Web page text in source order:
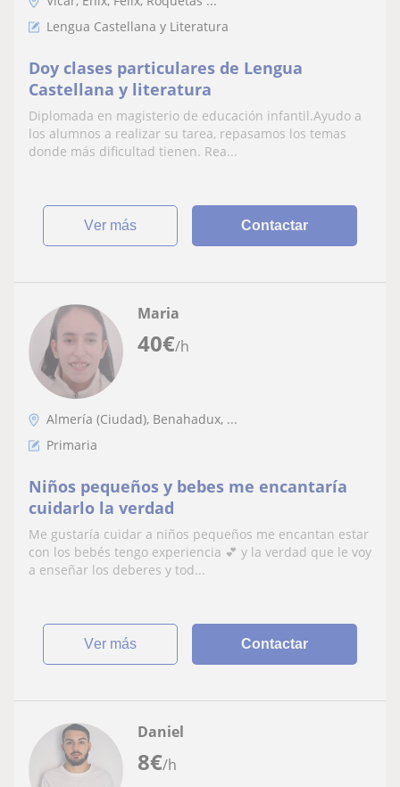
Lengua Castellana y Literatura
Doy clases particulares de Lengua
Castellana y literatura
Diplomada en magisterio de educación infantil.Ayudo a
los alumnos a realizar su tarea, repasamos los temas
donde más dificultad tienen. Rea...
ver más Contactar
40€/h
Maria
Almería (Ciudad), Benahadux, ...
Primaria
Niños pequeños y bebes me encantaría
cuidarlo la verdad
Me gustaría cuidar a niños pequeños me encantan estar
con los bebés tengo experiencia 💕 y la verdad que le voy
a enseñar los deberes y tod...
ver más Contactar
8€/h
Daniel